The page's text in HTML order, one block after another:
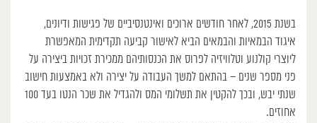
בשנת 2015, לאחר חודשים ארוכים ואינטנסיביים של פגישות ודיונים,
איגוד הבמאיות והבמאים הביא לאישור קביעה תקדימית המאפשרת
ליוצרי קולנוע וטלוויזיה לפרוס את הכנסותיהם ממכירת זכויות ביצירה על
פני מספר שנים – בהתאם למשך העבודה על יצירה ולא באמצעות חישוב
שנתי יבש, ובכך להקטין את תשלומי המס ולהגדיל את שכר הנטו בעד 100
אחוזים.